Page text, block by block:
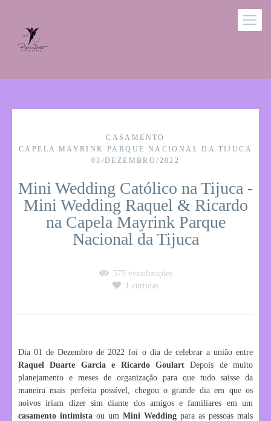
CASAMENTO
CAPELA MAYRINK PARQUE NACIONAL DA TIJUCA
03/DEZEMBRO/2022
Mini Wedding Católico na Tijuca -
Mini Wedding Raquel & Ricardo
na Capela Mayrink Parque
Nacional da Tijuca
575 visualizações
1 curtidas
Dia 01 de Dezembro de 2022 foi o dia de celebrar a união entre
Raquel Duarte Garcia e Ricardo GoulartDepois de muito
planejamento e meses de organização para que tudo saisse da
maneira mais perfeita possível, chegou o grande dia em que os
noivos iriam dizer sim diante dos amigos e familiares em um
casamento intimista ou um Mini Wedding para as pessoas mais